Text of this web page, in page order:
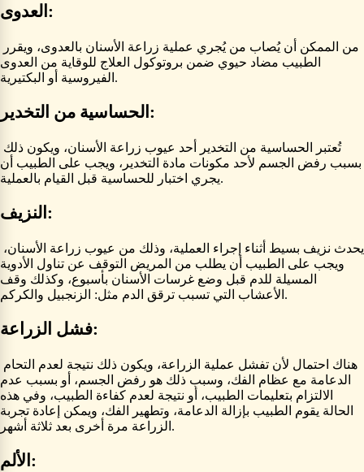
العدوى:
الطبيب مضاد حيوي ضمن بروتوكول العلاج للوقاية من العدوى
الفيروسية أو البكتيرية.
الحساسية من التخدير:
بسبب رفض الجسم لأحد مكونات مادة التخدير، ويجب على الطبيب أن
يجري اختبار للحساسية قبل القيام بالعملية.
النزيف:
ويجب على الطبيب أن يطلب من المريض التوقف عن تناول الأدوية
المسيلة للدم قبل وضع غرسات الأسنان بأسبوع، وكذلك وقف
الأعشاب التي تسبب ترقق الدم مثل: الزنجبيل والكركم.
فشل الزراعة:
الدعامة مع عظام الفك، وسبب ذلك هو رفض الجسم، أو بسبب عدم
الالتزام بتعليمات الطبيب، أو نتيجة لعدم كفاءة الطبيب، وفي هذه
الحالة يقوم الطبيب بإزالة الدعامة، وتطهير الفك، ويمكن إعادة تجربة
الزراعة مرة أخرى بعد ثلاثة أشهر.
الألم: